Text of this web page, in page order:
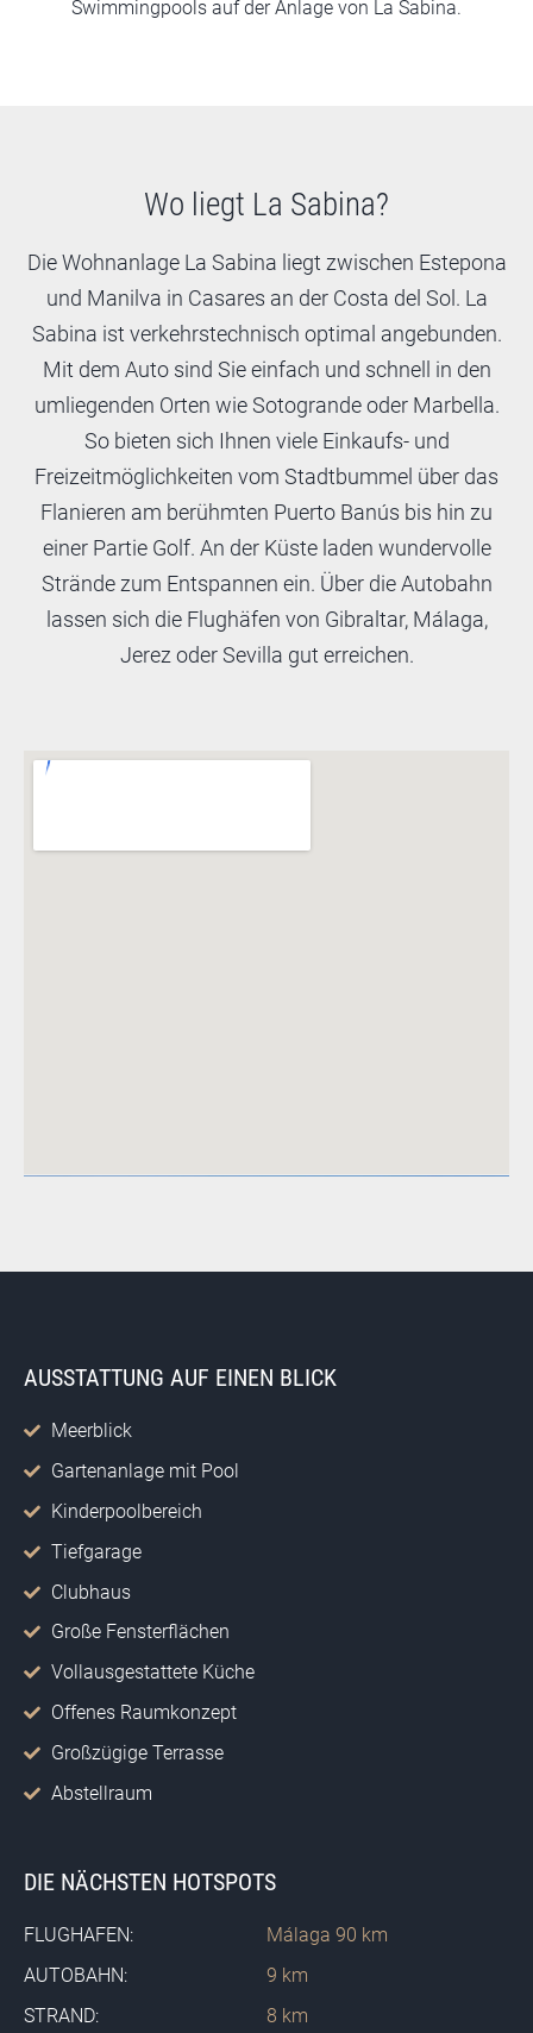
Swimmingpools auf der Anlage von La Sabina.
Wo liegt La Sabina?
Die Wohnanlage La Sabina liegt zwischen Estepona
und Manilva in Casares an der Costa del Sol. La
Sabina ist verkehrstechnisch optimal angebunden.
Mit dem Auto sind Sie einfach und schnell in den
umliegenden Orten wie Sotogrande oder Marbella.
So bieten sich Ihnen viele Einkaufs- und
Freizeitmöglichkeiten vom Stadtbummel über das
Flanieren am berühmten Puerto Banús bis hin zu
einer Partie Golf. An der Küste laden wundervolle
Strände zum Entspannen ein. Über die Autobahn
lassen sich die Flughäfen von Gibraltar, Málaga,
Jerez oder Sevilla gut erreichen.
AUSSTATTUNG AUF EINEN BLICK
Meerblick
Gartenanlage mit Pool
Kinderpoolbereich
Tiefgarage
Clubhaus
Große Fensterflächen
Vollausgestattete Küche
Offenes Raumkonzept
Großzügige Terrasse
Abstellraum
DIE NÄCHSTEN HOTSPOTS
FLUGHAFEN:
AUTOBAHN:
STRAND:
Málaga 90 km
9 km
8 km